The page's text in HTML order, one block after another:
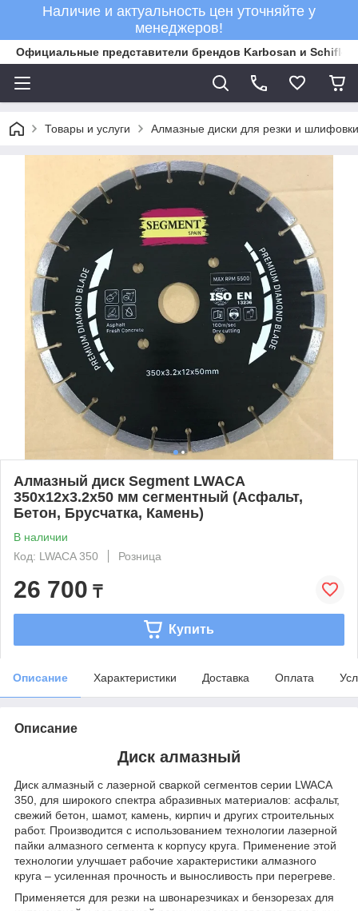
Наличие и актуальность цен уточняйте у
менеджеров!
Официальные представители брендов Karbosan и Schifler
Товары и услуги Алмазные диски для резки и
Алмазный диск Segment LWACA
350х12х3.2х50 мм сегментный (Асфальт,
Бетон, Брусчатка, Камень)
В наличии
Код: LWACA 350
Розница
26 700 ₸
Купить
Описание Характеристики Доставка Оплата
Описание
Диск алмазный
Диск алмазный с лазерной сваркой сегментов серии LWACA
350, для широкого спектра абразивных материалов: асфальт,
свежий бетон, шамот, камень, кирпич и других строительных
работ. Производится с использованием технологии лазерной
пайки алмазного сегмента к корпусу круга. Применение этой
технологии улучшает рабочие характеристики алмазного
круга – усиленная прочность и выносливость при перегреве.
Применяется для резки на швонарезчиках и бензорезах для